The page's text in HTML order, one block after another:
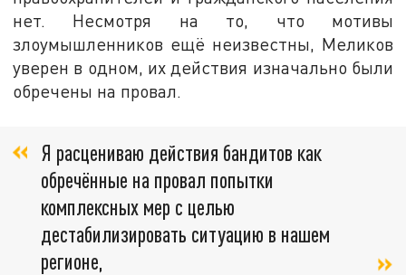
нет. Несмотря на то, что мотивы
злоумышленников ещё неизвестны, Меликов
уверен в одном, их действия изначально были
обречены на провал.
Я расцениваю действия бандитов как
обречённые на провал попытки
комплексных мер с целью
дестабилизировать ситуацию в нашем
регионе,